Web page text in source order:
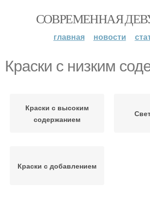
СОВРЕМЕННАЯ
главная новости
Краски с низким
Краски с высоким
содержанием
Краски с добавлением